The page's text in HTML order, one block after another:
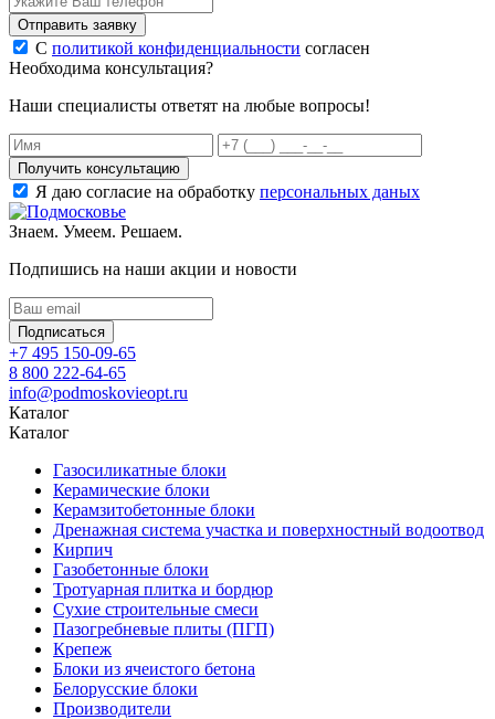
Отправить заявку
С политикой конфиденциальности согласен
Необходима консультация?
Наши специалисты ответят на любые вопросы!
Получить консультацию
Я даю согласие на обработку персональных даных
Знаем. Умеем. Решаем.
Подпишись на наши акции и новости
Подписаться
+7 495 150-09-65
8 800 222-64-65
info@podmoskovieopt.ru
Каталог
Каталог
Газосиликатные блоки
Керамические блоки
Керамзитобетонные блоки
Дренажная система участка и поверхностный водоотвод
Кирпич
Газобетонные блоки
Тротуарная плитка и бордюр
Сухие строительные смеси
Пазогребневые плиты (ПГП)
Крепеж
Блоки из ячеистого бетона
Белорусские блоки
Производители